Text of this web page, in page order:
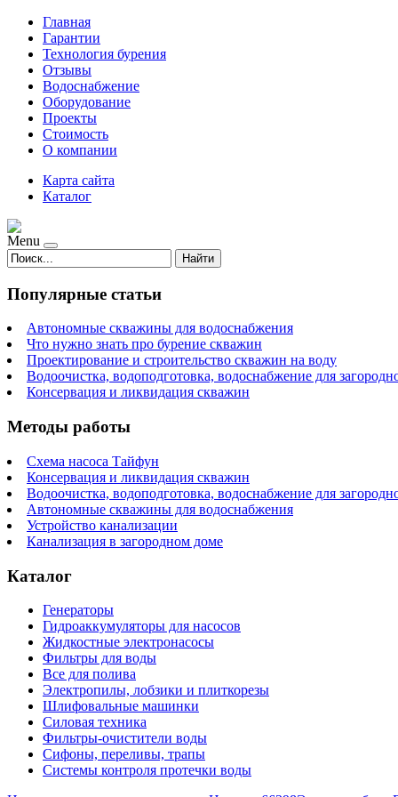
Главная
Гарантии
Технология бурения
Отзывы
Водоснабжение
Оборудование
Проекты
Стоимость
О компании
Карта сайта
Каталог
Menu
Найти
Популярные статьи
Автономные скважины для водоснабжения
Что нужно знать про бурение скважин
Проектирование и строительство скважин на воду
Водоочистка, водоподготовка, водоснабжение для
Консервация и ликвидация скважин
Методы работы
Схема насоса Тайфун
Консервация и ликвидация скважин
Водоочистка, водоподготовка, водоснабжение для
Автономные скважины для водоснабжения
Устройство канализации
Канализация в загородном доме
Каталог
Генераторы
Гидроаккумуляторы для насосов
Жидкостные электронасосы
Фильтры для воды
Все для полива
Электропилы, лобзики и плиткорезы
Шлифовальные машинки
Силовая техника
Фильтры-очистители воды
Сифоны, переливы, трапы
Системы контроля протечки воды